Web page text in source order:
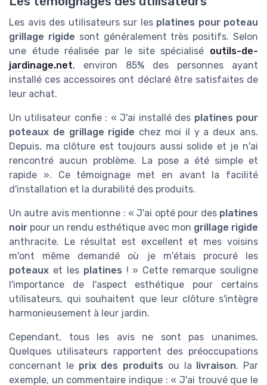
Les avis des utilisateurs sur les platines pour poteau
grillage rigide sont généralement très positifs. Selon
une étude réalisée par le site spécialisé outils-de-
jardinage.net, environ 85% des personnes ayant
installé ces accessoires ont déclaré être satisfaites de
leur achat.
Un utilisateur confie : « J'ai installé des platines pour
poteaux de grillage rigide chez moi il y a deux ans.
Depuis, ma clôture est toujours aussi solide et je n'ai
rencontré aucun problème. La pose a été simple et
rapide ». Ce témoignage met en avant la facilité
d'installation et la durabilité des produits.
Un autre avis mentionne : « J'ai opté pour des platines
noir pour un rendu esthétique avec mon grillage rigide
anthracite. Le résultat est excellent et mes voisins
m'ont même demandé où je m'étais procuré les
poteaux et les platines ! » Cette remarque souligne
l'importance de l'aspect esthétique pour certains
utilisateurs, qui souhaitent que leur clôture s'intègre
harmonieusement à leur jardin.
Cependant, tous les avis ne sont pas unanimes.
Quelques utilisateurs rapportent des préoccupations
concernant le prix des produits ou la livraison. Par
exemple, un commentaire indique : « J'ai trouvé que le